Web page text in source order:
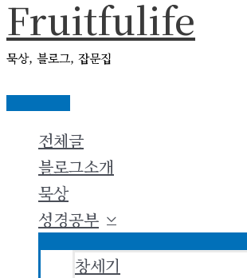
콘
텐
츠
로
Fruitfulife
묵상, 블로그, 잡문집
메
메
뉴
전체글
블로그소개
묵상
성경공부
창세기